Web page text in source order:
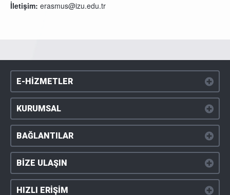
İletişim: erasmus@izu.edu.tr
E-HİZMETLER
KURUMSAL
BAĞLANTILAR
BİZE ULAŞIN
HIZLI ERİŞİM